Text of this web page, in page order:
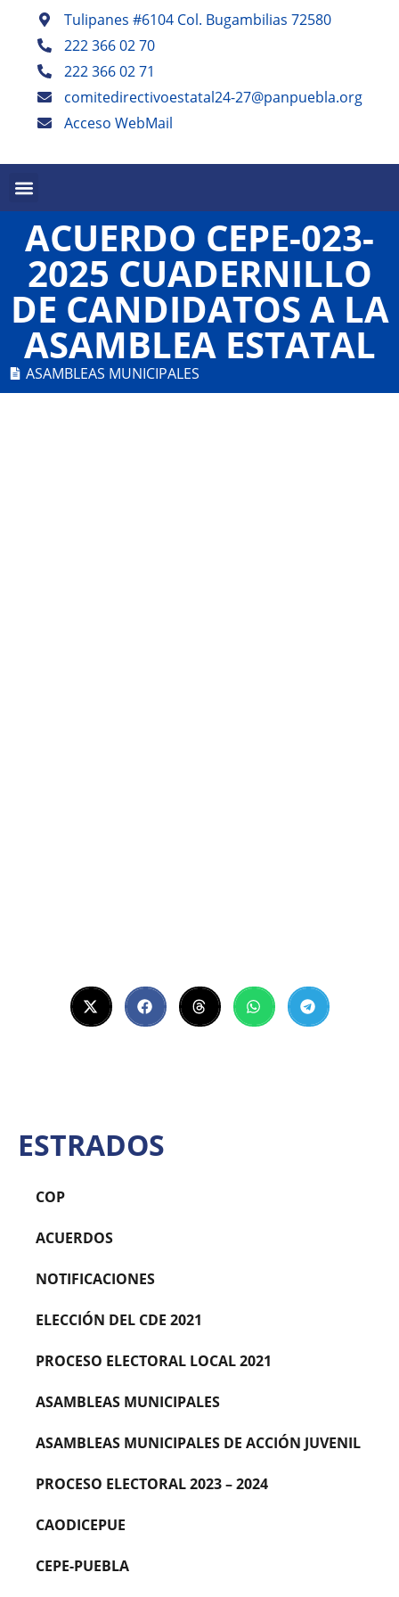
Tulipanes #6104 Col. Bugambilias 72580
222 366 02 70
222 366 02 71
comitedirectivoestatal24-27@panpuebla.org
Acceso WebMail
ACUERDO CEPE-023-
2025 CUADERNILLO
DE CANDIDATOS A LA
ASAMBLEA ESTATAL
ASAMBLEAS MUNICIPALES
ESTRADOS
COP
ACUERDOS
NOTIFICACIONES
ELECCIÓN DEL CDE 2021
PROCESO ELECTORAL LOCAL 2021
ASAMBLEAS MUNICIPALES
ASAMBLEAS MUNICIPALES DE ACCIÓN JUVENIL
PROCESO ELECTORAL 2023 – 2024
CAODICEPUE
CEPE-PUEBLA